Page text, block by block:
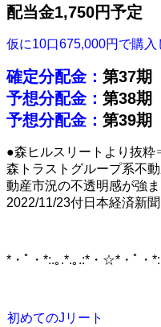
配当金1,750円予定
仮に10口675,000円で購入
確定分配金： 第37期
予想分配金： 第38期
予想分配金： 第39期
●森ヒルスリートより抜
森トラストグループ系不
動産市況の不透明感が強
2022/11/23付日本経済新
*・ﾟ・*:.｡.*.｡.:*・☆*・ﾟ・
初めてのJリート